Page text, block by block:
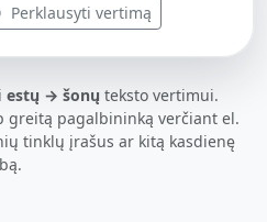
Perklausyti vertimą
estų → šonų teksto vertimui.
greitą pagalbininką verčiant el.
tinklų įrašus ar kitą kasdienę